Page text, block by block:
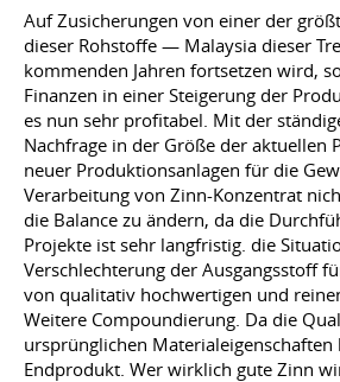
Auf Zusicherungen von einer der
dieser Rohstoffe — Malaysia dieser
kommenden Jahren fortsetzen wird,
Finanzen in einer Steigerung der
es nun sehr profitabel. Mit der
Nachfrage in der Größe der aktuellen
neuer Produktionsanlagen für die
Verarbeitung von Zinn-Konzentrat
die Balance zu ändern, da die
Projekte ist sehr langfristig. die
Verschlechterung der Ausgangsstoff
von qualitativ hochwertigen und
Weitere Compoundierung. Da die
ursprünglichen Materialeigenschaften
Endprodukt. Wer wirklich gute Zinn